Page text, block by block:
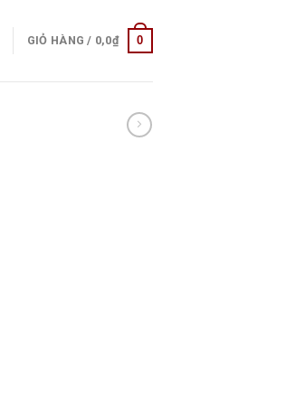
GIỎ HÀNG / 0,0₫ 0